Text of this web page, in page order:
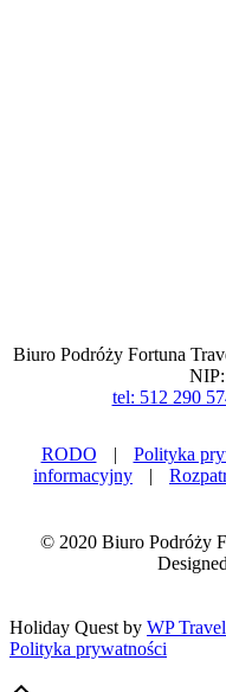
Biuro Podróży Fortuna
tel: 512 290
RODO | Polityka
informacyjny
|
© 2020 Biuro Podróży
Holiday Quest by WP
Polityka prywatności